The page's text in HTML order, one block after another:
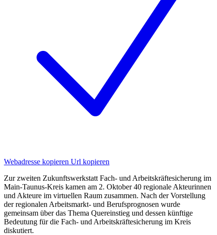
Webadresse kopieren Url kopieren
Zur zweiten Zukunftswerkstatt Fach- und Arbeitskräftesicherung im
Main-Taunus-Kreis kamen am 2. Oktober 40 regionale Akteurinnen
und Akteure im virtuellen Raum zusammen. Nach der Vorstellung
der regionalen Arbeitsmarkt- und Berufsprognosen wurde
gemeinsam über das Thema Quereinstieg und dessen künftige
Bedeutung für die Fach- und Arbeitskräftesicherung im Kreis
diskutiert.